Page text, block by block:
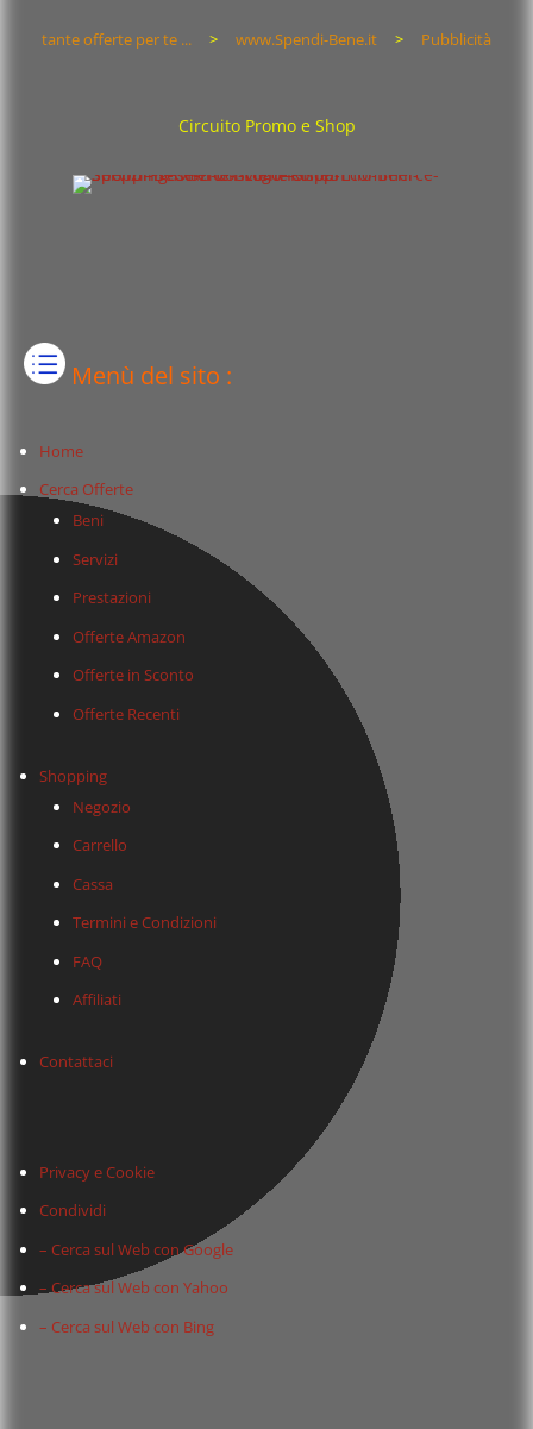
tante offerte per te ... > www.Spendi-Bene.it > Pubblicità
Circuito Promo e Shop
Menù del sito :
Home
Cerca Offerte
Beni
Servizi
Prestazioni
Offerte Amazon
Offerte in Sconto
Offerte Recenti
Shopping
Negozio
Carrello
Cassa
Termini e Condizioni
FAQ
Affiliati
Contattaci
Privacy e Cookie
Condividi
– Cerca sul Web con Google
– Cerca sul Web con Yahoo
– Cerca sul Web con Bing